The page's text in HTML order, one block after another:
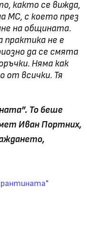
както се вижда,
МС, с което през
на общината.
практика не е
да се смята
Няма как
от всички. Тя
То беше
Иван Портних,